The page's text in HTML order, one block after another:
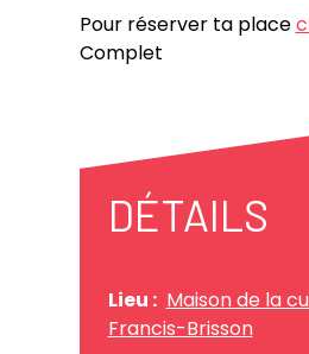
Pour réserver ta place
Complet
DÉTAILS
Lieu : Maison de la
Francis-Brisson